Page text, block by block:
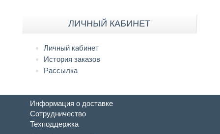
ЛИЧНЫЙ КАБИНЕТ
Личный кабинет
История заказов
Рассылка
Информация о доставке
Сотрудничество
Техподдержка